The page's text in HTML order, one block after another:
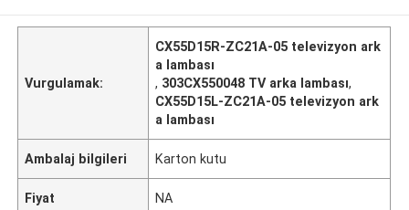
Vurgulamak:
CX55D15R-ZC21A-05 televizyon ark
a lambası
, 303CX550048 TV arka lambası,
CX55D15L-ZC21A-05 televizyon ark
a lambası
Ambalaj bilgileri Karton kutu
Fiyat NA